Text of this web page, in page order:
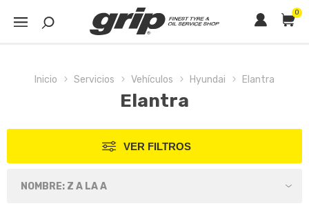
0
Inicio Servicios Vehículos Hyundai Elantra
Elantra
VER FILTROS